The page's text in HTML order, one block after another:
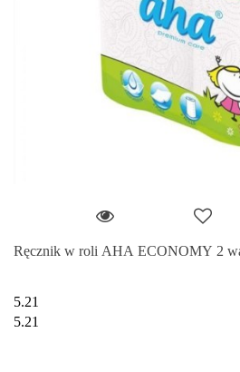
Ręcznik w roli AHA ECONOMY 2
5.21
5.21